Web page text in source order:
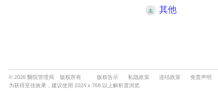
© 2026 醫院管理局 版权所有 版权告示 私隐政策 连结政策
免责声明
为获得至佳效果，建议使用 1024 x 768 以上解析度浏览